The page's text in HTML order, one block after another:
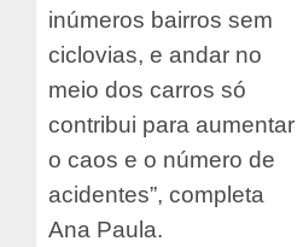
inúmeros bairros sem
ciclovias, e andar no
meio dos carros só
contribui para aumentar
o caos e o número de
acidentes”, completa
Ana Paula.